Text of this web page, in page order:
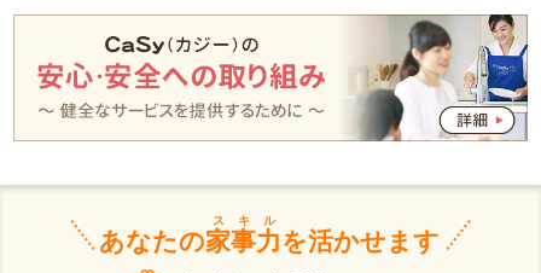
あなたの家事力
スキル
を活かせます